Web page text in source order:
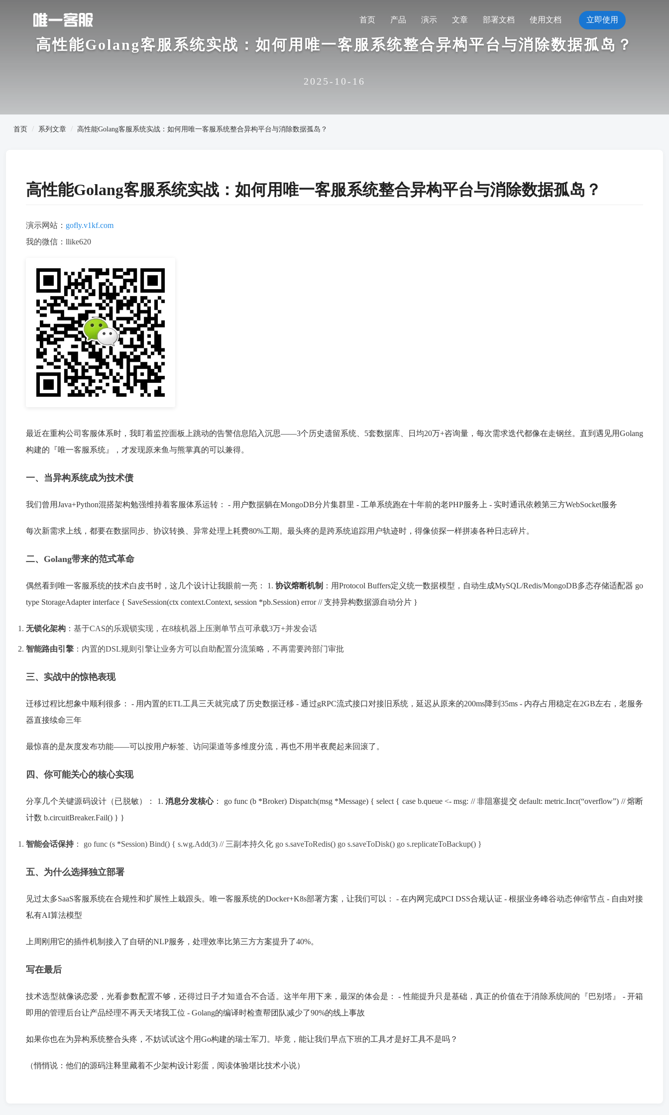
首页 产品 演示 文章 部署文档 使用文档 立即使用
高性能Golang客服系统实战：如何用唯一客服系统整合异构平台与消除数据孤岛？
2025-10-16
首页 系列文章 高性能Golang客服系统实战：如何用唯一客服系统整合异构平台与消除数据孤岛？
高性能Golang客服系统实战：如何用唯一客服系统整合异构平台与消除数据孤岛？
演示网站： gofly.v1kf.com
我的微信：llike620
最近在重构公司客服体系时，我盯着监控面板上跳动的告警信息陷入沉思——3个历史遗留系统、5套数据库、日均20万+咨询量，每次需求迭代都像在走钢丝。直到遇见用Golang
构建的『唯一客服系统』，才发现原来鱼与熊掌真的可以兼得。
一、当异构系统成为技术债
我们曾用Java+Python混搭架构勉强维持着客服体系运转： - 用户数据躺在MongoDB分片集群里 - 工单系统跑在十年前的老PHP服务上 - 实时通讯依赖第三方WebSocket服务
每次新需求上线，都要在数据同步、协议转换、异常处理上耗费80%工期。最头疼的是跨系统追踪用户轨迹时，得像侦探一样拼凑各种日志碎片。
二、Golang带来的范式革命
偶然看到唯一客服系统的技术白皮书时，这几个设计让我眼前一亮： 1. 协议熔断机制 ：用Protocol Buffers定义统一数据模型，自动生成MySQL/Redis/MongoDB多态存储适配器 go
type StorageAdapter interface { SaveSession(ctx context.Context, session *pb.Session) error // 支持异构数据源自动分片 }
无锁化架构 ：基于CAS的乐观锁实现，在8核机器上压测单节点可承载3万+并发会话
智能路由引擎 ：内置的DSL规则引擎让业务方可以自助配置分流策略，不再需要跨部门审批
三、实战中的惊艳表现
迁移过程比想象中顺利很多： - 用内置的ETL工具三天就完成了历史数据迁移 - 通过gRPC流式接口对接旧系统，延迟从原来的200ms降到35ms - 内存占用稳定在2GB左右，老服务
器直接续命三年
最惊喜的是灰度发布功能——可以按用户标签、访问渠道等多维度分流，再也不用半夜爬起来回滚了。
四、你可能关心的核心实现
分享几个关键源码设计（已脱敏）： 1. 消息分发核心： go func (b *Broker) Dispatch(msg *Message) { select { case b.queue <- msg: // 非阻塞提交 default: metric.Incr(“overflow”) // 熔断
计数 b.circuitBreaker.Fail() } }
智能会话保持 ： go func (s *Session) Bind() { s.wg.Add(3) // 三副本持久化 go s.saveToRedis() go s.saveToDisk() go s.replicateToBackup() }
五、为什么选择独立部署
见过太多SaaS客服系统在合规性和扩展性上栽跟头。唯一客服系统的Docker+K8s部署方案，让我们可以： - 在内网完成PCI DSS合规认证 - 根据业务峰谷动态伸缩节点 - 自由对接
私有AI算法模型
上周刚用它的插件机制接入了自研的NLP服务，处理效率比第三方方案提升了40%。
写在最后
技术选型就像谈恋爱，光看参数配置不够，还得过日子才知道合不合适。这半年用下来，最深的体会是： - 性能提升只是基础，真正的价值在于消除系统间的『巴别塔』 - 开箱
即用的管理后台让产品经理不再天天堵我工位 - Golang的编译时检查帮团队减少了90%的线上事故
如果你也在为异构系统整合头疼，不妨试试这个用Go构建的瑞士军刀。毕竟，能让我们早点下班的工具才是好工具不是吗？
（悄悄说：他们的源码注释里藏着不少架构设计彩蛋，阅读体验堪比技术小说）